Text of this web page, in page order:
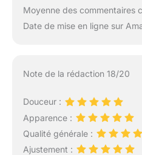
Moyenne des commentaires
Date de mise en ligne sur
Note de la rédaction 18/20
Douceur :
Apparence :
Qualité générale :
Ajustement :